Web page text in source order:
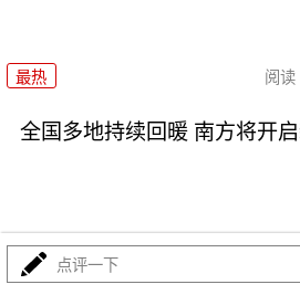
最热 阅读
全国多地持续回暖 南方将开
最热 阅读
点评一下